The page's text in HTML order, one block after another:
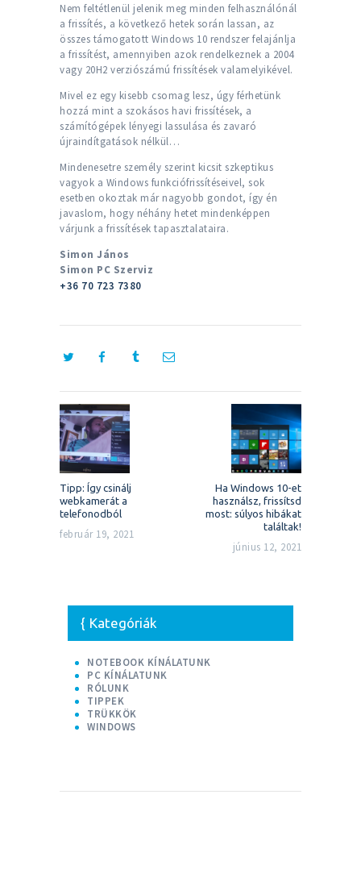
Nem feltétlenül jelenik meg minden felhasználónál
a frissítés, a következő hetek során lassan, az
összes támogatott Windows 10 rendszer felajánlja
a frissítést, amennyiben azok rendelkeznek a 2004
vagy 20H2 verziószámú frissítések valamelyikével.
Mivel ez egy kisebb csomag lesz, úgy férhetünk
hozzá mint a szokásos havi frissítések, a
számítógépek lényegi lassulása és zavaró
újraindítgatások nélkül…
Mindenesetre személy szerint kicsit szkeptikus
vagyok a Windows funkciófrissítéseivel, sok
esetben okoztak már nagyobb gondot, így én
javaslom, hogy néhány hetet mindenképpen
várjunk a frissítések tapasztalataira.
Simon János
Simon PC Szerviz
+36 70 723 7380
Bejegyzés
navigáció
Previous
post:
Tipp: Így csinálj
webkamerát a
telefonodból
február 19, 2021
Ha Windows 10-et
használsz, frissítsd
most: súlyos hibákat
találtak!
június 12, 2021
Kategóriák
NOTEBOOK KÍNÁLATUNK
PC KÍNÁLATUNK
RÓLUNK
TIPPEK
TRÜKKÖK
WINDOWS